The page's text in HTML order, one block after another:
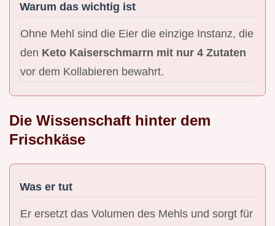
Warum das wichtig ist
Ohne Mehl sind die Eier die einzige Instanz, die
den Keto Kaiserschmarrn mit nur 4 Zutaten
vor dem Kollabieren bewahrt.
Die Wissenschaft hinter dem
Frischkäse
Was er tut
Er ersetzt das Volumen des Mehls und sorgt für